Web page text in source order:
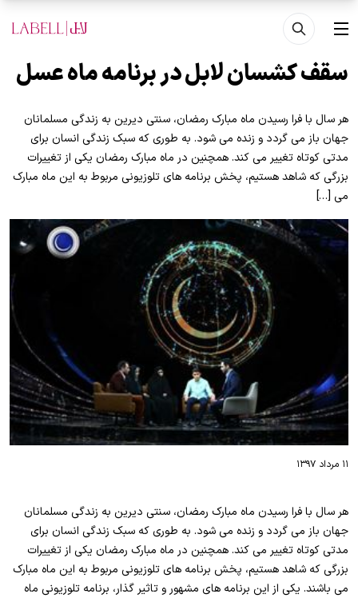
رفتن به محتوای اصلی
منو
سقف کشسان لابل در برنامه ماه عسل
هر سال با فرا رسیدن ماه مبارک رمضان، سنتی دیرین به زندگی مسلمانان
جهان باز می گردد و زنده می شود. به طوری که سبک زندگی انسان برای
مدتی کوتاه تغییر می کند. همچنین در ماه مبارک رمضان یکی از تغییرات
بزرگی که شاهد هستیم، پخش برنامه های تلوزیونی مربوط به این ماه مبارک
می […]
۱۱ مرداد ۱۳۹۷
هر سال با فرا رسیدن ماه مبارک رمضان، سنتی دیرین به زندگی مسلمانان
جهان باز می گردد و زنده می شود. به طوری که سبک زندگی انسان برای
مدتی کوتاه تغییر می کند. همچنین در ماه مبارک رمضان یکی از تغییرات
بزرگی که شاهد هستیم، پخش برنامه های تلوزیونی مربوط به این ماه مبارک
می باشند. یکی از این برنامه های مشهور و تاثیر گذار، برنامه تلوزیونی ماه